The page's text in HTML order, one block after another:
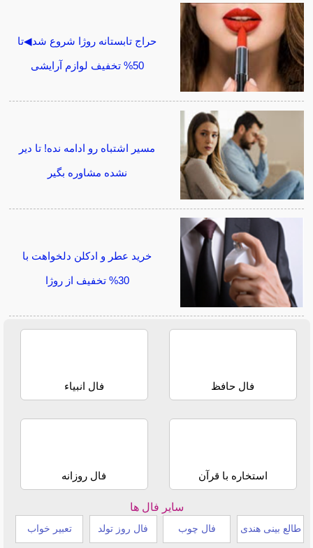
حراج تابستانه روژا شروع شد◀تا
50% تخفیف لوازم آرایشی
مسیر اشتباه رو ادامه نده! تا دیر
نشده مشاوره بگیر
خرید عطر و ادکلن دلخواهت با
30% تخفیف از روژا
فال حافظ فال انبیاء
استخاره با قرآن فال روزانه
سایر فال ها
طالع بینی هندی فال چوب فال روز تولد تعبیر خواب